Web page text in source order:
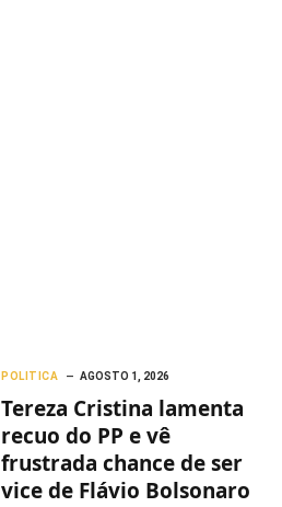
POLITICA AGOSTO 1, 2026
Tereza Cristina lamenta
recuo do PP e vê
frustrada chance de ser
vice de Flávio Bolsonaro